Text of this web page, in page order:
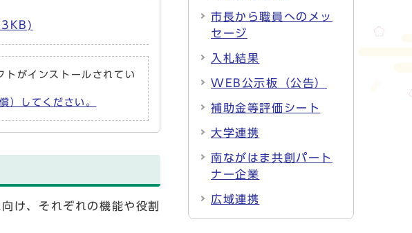
がインストールされてい
してください。
け、それぞれの機能や役割
市長から職員へのメッ
セージ
入札結果
WEB公示板（公告）
補助金等評価シート
大学連携
南ながはま共創パート
ナー企業
広域連携